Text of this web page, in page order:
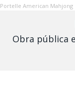
Portelle American Mahjong